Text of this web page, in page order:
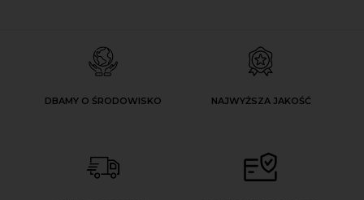
DBAMY O ŚRODOWISKO NAJWYŻSZA JAKOŚĆ